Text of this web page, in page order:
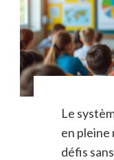
Le
en pleine
défis